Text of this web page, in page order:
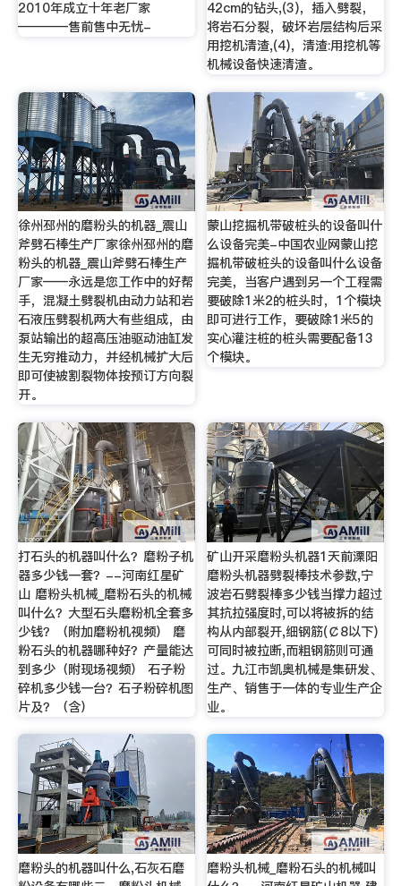
2010年成立十年老厂家
————售前售中无忧-
42cm的钻头,(3)，插入劈裂，
将岩石分裂，破坏岩层结构后采
用挖机清渣,(4)，清渣:用挖机等
机械设备快速清渣。
徐州邳州的磨粉头的机器_震山
斧劈石棒生产厂家徐州邳州的磨
粉头的机器_震山斧劈石棒生产
厂家——永远是您工作中的好帮
手，混凝土劈裂机由动力站和岩
石液压劈裂机两大有些组成，由
泵站输出的超高压油驱动油缸发
生无穷推动力，并经机械扩大后
即可使被割裂物体按预订方向裂
开。
蒙山挖掘机带破桩头的设备叫什
么设备完美-中国农业网蒙山挖
掘机带破桩头的设备叫什么设备
完美，当客户遇到另一个工程需
要破除1米2的桩头时，1个模块
即可进行工作，要破除1米5的
实心灌注桩的桩头需要配备13
个模块。
打石头的机器叫什么？磨粉子机
器多少钱一套？--河南红星矿
山 磨粉头机械_磨粉石头的机械
叫什么？大型石头磨粉机全套多
少钱？（附加磨粉机视频） 磨
粉石头的机器哪种好？产量能达
到多少（附现场视频） 石子粉
碎机多少钱一台？石子粉碎机图
片及？（含）
矿山开采磨粉头机器1天前溧阳
磨粉头机器劈裂棒技术参数,宁
波岩石劈裂棒多少钱当撑力超过
其抗拉强度时,可以将被拆的结
构从内部裂开,细钢筋(￠8以下)
可同时被拉断,而粗钢筋则可通
过。九江市凯奥机械是集研发、
生产、销售于一体的专业生产企
业。
磨粉头的机器叫什么,石灰石磨
磨粉头机械_磨粉石头的机械叫